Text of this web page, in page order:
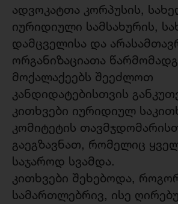
ადვოკატთა კორპუსის,
იურიდიული სამსახურის,
დამცველისა და
ორგანიზაციათა
მოქალაქეებს შეეძლოთ
კანდიდატებისთვის
კითხვები იურიდიულ
კომიტეტის
გაეგზავნათ, რომელიც
საჯაროდ სვამდა.
კითხვები შეხებოდა,
სამართლებრივ, ისე